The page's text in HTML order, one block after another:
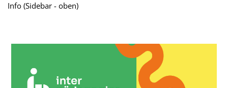
Info (Sidebar - oben)